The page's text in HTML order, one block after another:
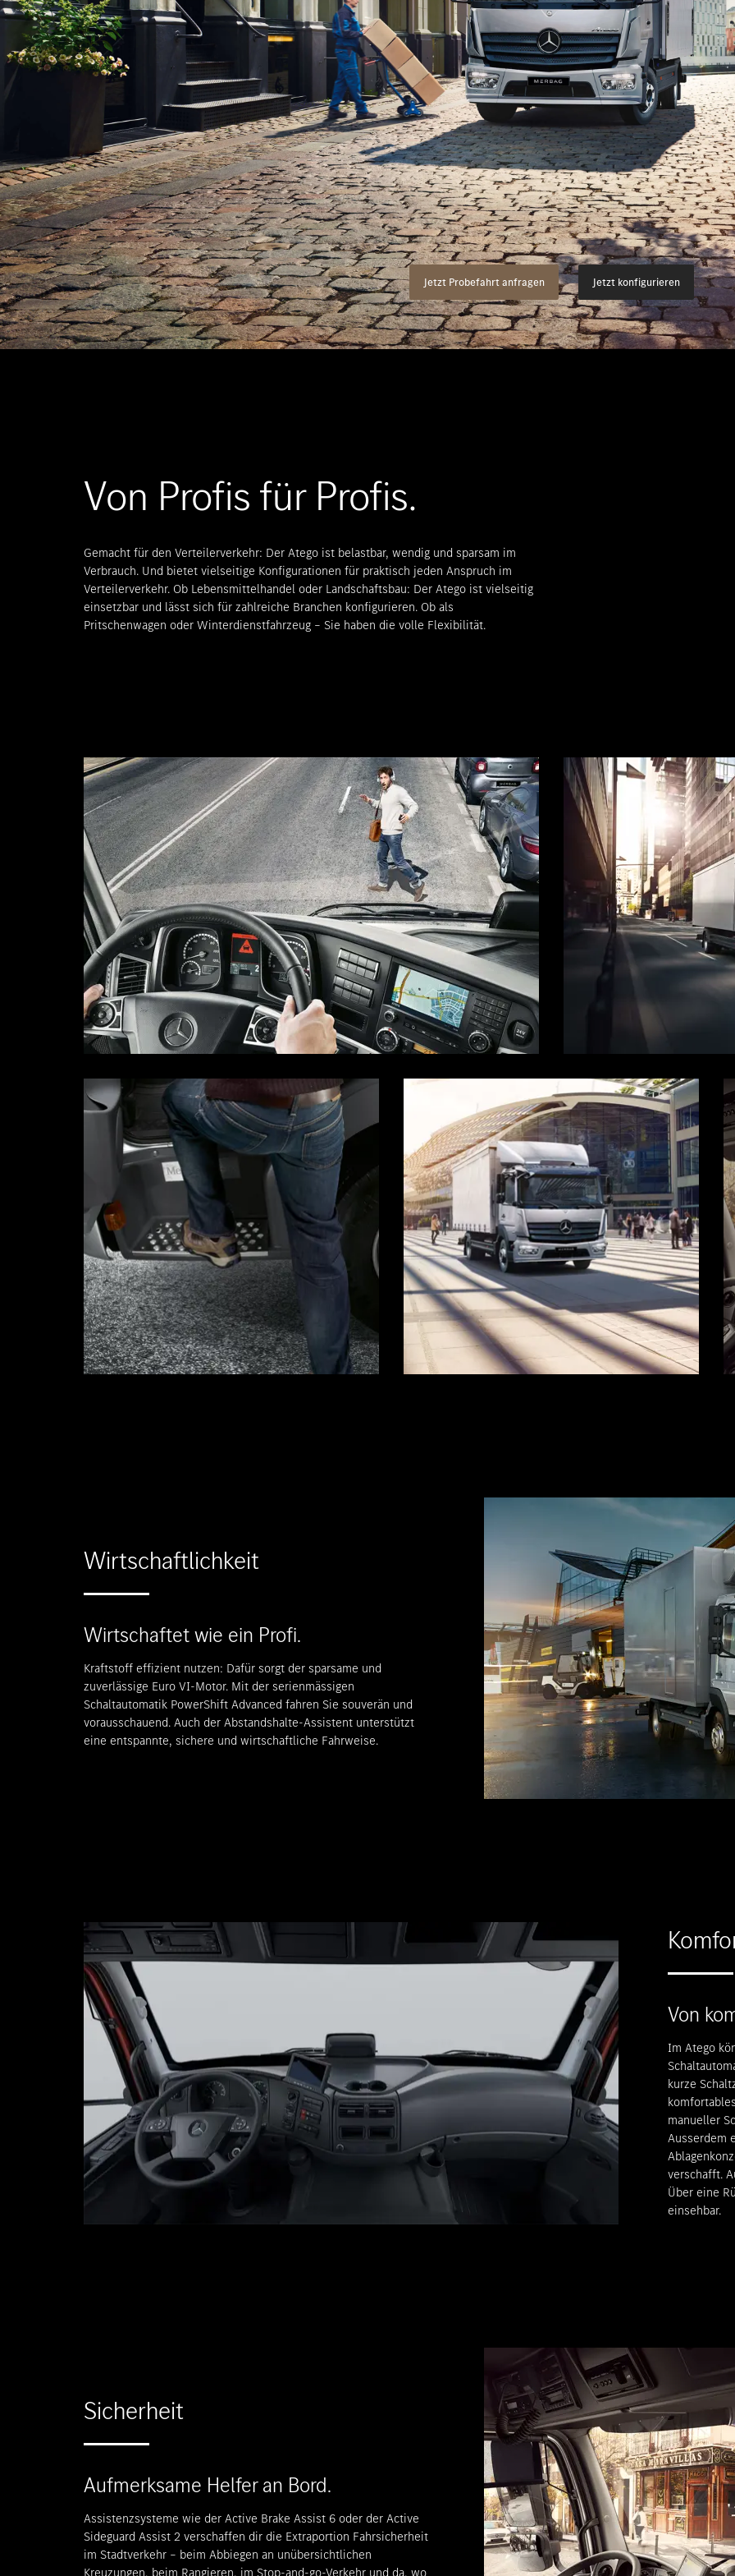
Vorgängermodelle
Probefahrt mit einem Van/Transporter
Probefahrt mit einem LKW/Truck
Flotten- & Geschäftskunden
Ladelösungen
Leasing
Versicherung
Garantie
Mieten
Digitale Extras
ServiceCare
Jobs
Jetzt Probefahrt anfragen Jetzt konfigurieren
Von Profis für Profis.
Gemacht für den Verteilerverkehr: Der Atego ist belastbar, wendig und sparsam im
Verbrauch. Und bietet vielseitige Konfigurationen für praktisch jeden Anspruch im
Verteilerverkehr. Ob Lebensmittelhandel oder Landschaftsbau: Der Atego ist vielseitig
einsetzbar und lässt sich für zahlreiche Branchen konfigurieren. Ob als
Pritschenwagen oder Winterdienstfahrzeug – Sie haben die volle Flexibilität.
Wirtschaftlichkeit
Wirtschaftet wie ein Profi.
Kraftstoff effizient nutzen: Dafür sorgt der sparsame und
zuverlässige Euro VI‑Motor. Mit der serienmässigen
Schaltautomatik PowerShift Advanced fahren Sie souverän und
vorausschauend. Auch der Abstandshalte-Assistent unterstützt
eine entspannte, sichere und wirtschaftliche Fahrweise.
Von
Im Atego
kurze
manueller
Ausserdem
verschafft.
Über eine
einsehbar.
Sicherheit
Aufmerksame Helfer an Bord.
Assistenzsysteme wie der Active Brake Assist 6 oder der Active
Sideguard Assist 2 verschaffen dir die Extraportion Fahrsicherheit
im Stadtverkehr – beim Abbiegen an unübersichtlichen
Kreuzungen, beim Rangieren, im Stop‑and‑go‑Verkehr und da, wo